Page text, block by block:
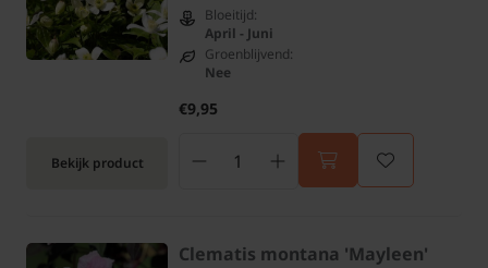
Bekijk product
Bloeitijd:
April - Juni
Groenblijvend:
Nee
€9,95
Clematis montana 'Mayleen'